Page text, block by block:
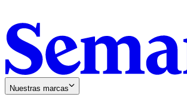
Nuestras marcas